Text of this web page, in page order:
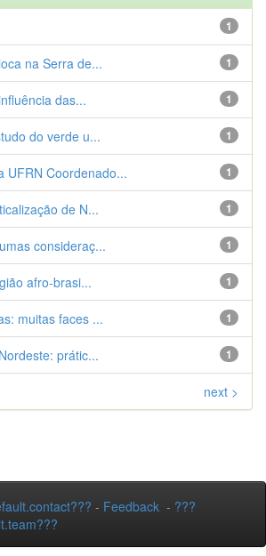
1
1
na Serra de...
1
das...
1
do verde u...
1
UFRN Coordenado...
1
de N...
1
consideraç...
1
afro-brasi...
1
muitas faces ...
1
prátic...
next >
- Feedback - ???